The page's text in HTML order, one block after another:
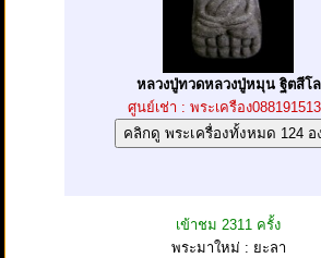
หลวงปู่ทวดหลวงปู่หมุน ฐิตสีโล
ศูนย์เช่า : พระเครือง
เข้าชม 2311 ครั้ง
พระมาใหม่ : ยะลา